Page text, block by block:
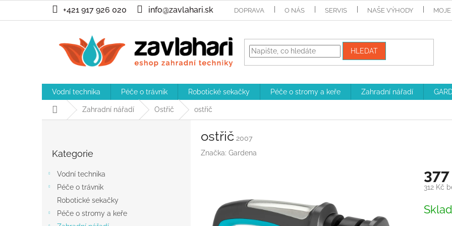
obsah
+421 917 926 020 info@zavlahari.sk DOPRAVA O NÁS SERVIS NAŠE VÝHODY MOJE
HLEDAT
Vodní technika Péče o trávnik Robotické sekačky Péče o stromy a keře Zahradní nářadí
Domů Zahradní nářadí Ostřič ostřič
kategorie
Kategorie
Vodní technika
Péče o trávnik
Robotické sekačky
Péče o stromy a keře
ostřič 2007
Značka: Gardena
312 Kč
cena: